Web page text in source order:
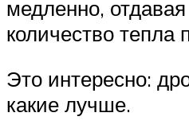
медленно,
количество
Это интересно:
какие лучше.